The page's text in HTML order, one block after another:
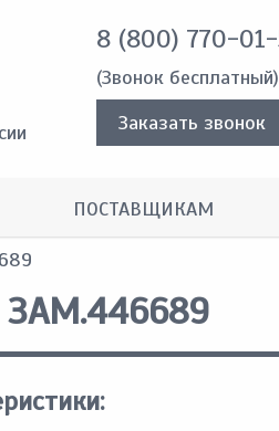
8 (800) 770-
(Звонок бесплатный)
Заказать звонок
ПОСТАВЩИКАМ